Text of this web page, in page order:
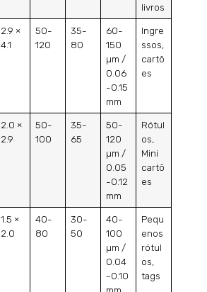
livros
2.9 ×
4.1
50-
120
35-
80
60-
150
µm /
0.06
-0.15
mm
Ingre
ssos,
cartõ
es
2.0 ×
2.9
50-
100
35-
65
50-
120
µm /
0.05
-0.12
mm
Rótul
os,
Mini
cartõ
es
1.5 ×
2.0
40-
80
30-
50
40-
100
µm /
0.04
-0.10
Pequ
enos
rótul
os,
tags